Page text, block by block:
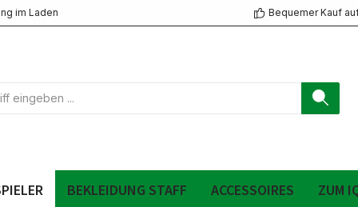
im Laden Bequemer Kauf
BEKLEIDUNG STAFF ACCESSOIRES ZUM